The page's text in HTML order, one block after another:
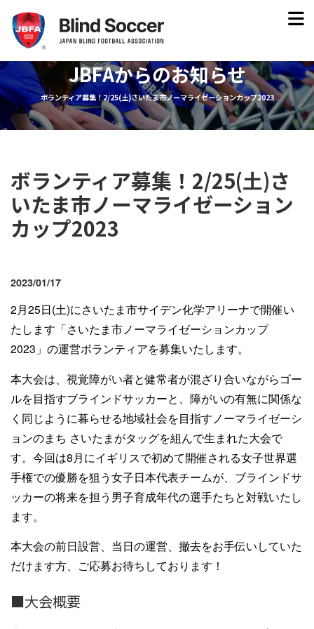
JBFAからのお知らせ
ボランティア募集！2/25(土)さいたま市ノーマライゼーションカップ2023
ボランティア募集！2/25(土)さ
いたま市ノーマライゼーション
カップ2023
2023/01/17
2月25日(土)にさいたま市サイデン化学アリーナで開催い
たします「さいたま市ノーマライゼーションカップ
2023」の運営ボランティアを募集いたします。
本大会は、視覚障がい者と健常者が混ざり合いながらゴー
ルを目指すブラインドサッカーと、障がいの有無に関係な
く同じように暮らせる地域社会を目指すノーマライゼーシ
ョンのまち さいたまがタッグを組んで生まれた大会で
す。今回は8月にイギリスで初めて開催される女子世界選
手権での優勝を狙う女子日本代表チームが、ブラインドサ
ッカーの将来を担う男子育成年代の選手たちと対戦いたし
ます。
本大会の前日設営、当日の運営、撤去をお手伝いしていた
だけます方、ご応募お待ちしております！
■大会概要